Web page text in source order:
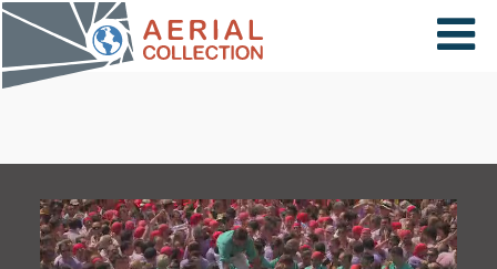
×
PAYS